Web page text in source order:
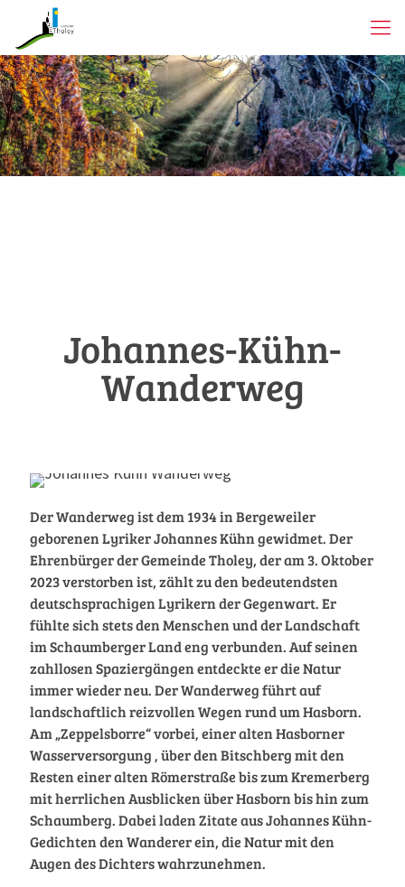
Johannes-Kühn-
Wanderweg
Der Wanderweg ist dem 1934 in Bergeweiler
geborenen Lyriker Johannes Kühn gewidmet. Der
Ehrenbürger der Gemeinde Tholey, der am 3. Oktober
2023 verstorben ist, zählt zu den bedeutendsten
deutschsprachigen Lyrikern der Gegenwart. Er
fühlte sich stets den Menschen und der Landschaft
im Schaumberger Land eng verbunden. Auf seinen
zahllosen Spaziergängen entdeckte er die Natur
immer wieder neu. Der Wanderweg führt auf
landschaftlich reizvollen Wegen rund um Hasborn.
Am „Zeppelsborre“ vorbei‚ einer alten Hasborner
Wasserversorgung ‚ über den Bitschberg mit den
Resten einer alten Römerstraße bis zum Kremerberg
mit herrlichen Ausblicken über Hasborn bis hin zum
Schaumberg. Dabei laden Zitate aus Johannes Kühn-
Gedichten den Wanderer ein, die Natur mit den
Augen des Dichters wahrzunehmen.